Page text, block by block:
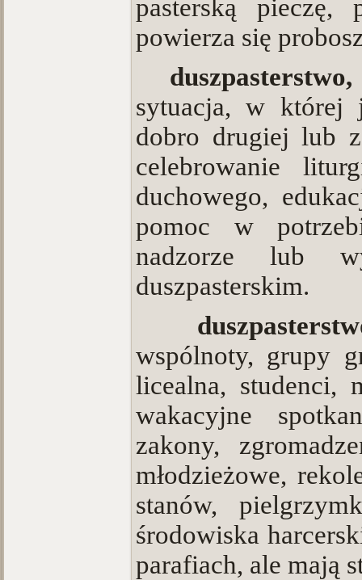
pasterską pieczę,
powierza się
sytuacja, w której
dobro drugiej lub
cele­browanie
duchowego,
pomoc w
nadzorze lub
duszpasterskim.
wspólnoty, grupy
licealna, studenci,
wakacyjne
zakony,
młodzieżowe,
stanów,
środowiska
parafiach, ale mają